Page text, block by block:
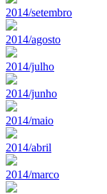
2014/setembro
2014/agosto
2014/julho
2014/junho
2014/maio
2014/abril
2014/marco